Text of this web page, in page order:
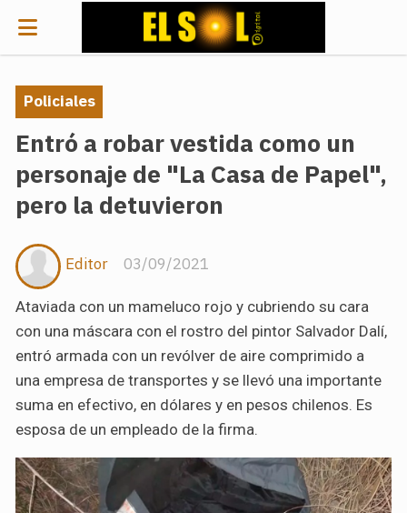
Entró a robar vestida como un
personaje de "La Casa de Papel",
pero la detuvieron
Ataviada con un mameluco rojo y cubriendo su cara
con una máscara con el rostro del pintor Salvador Dalí,
entró armada con un revólver de aire comprimido a
una empresa de transportes y se llevó una importante
suma en efectivo, en dólares y en pesos chilenos. Es
esposa de un empleado de la firma.
Policiales
03/09/2021
Editor